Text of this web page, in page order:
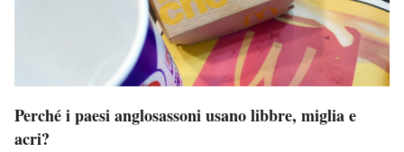
Perché i paesi anglosassoni usano libbre, miglia e
acri?